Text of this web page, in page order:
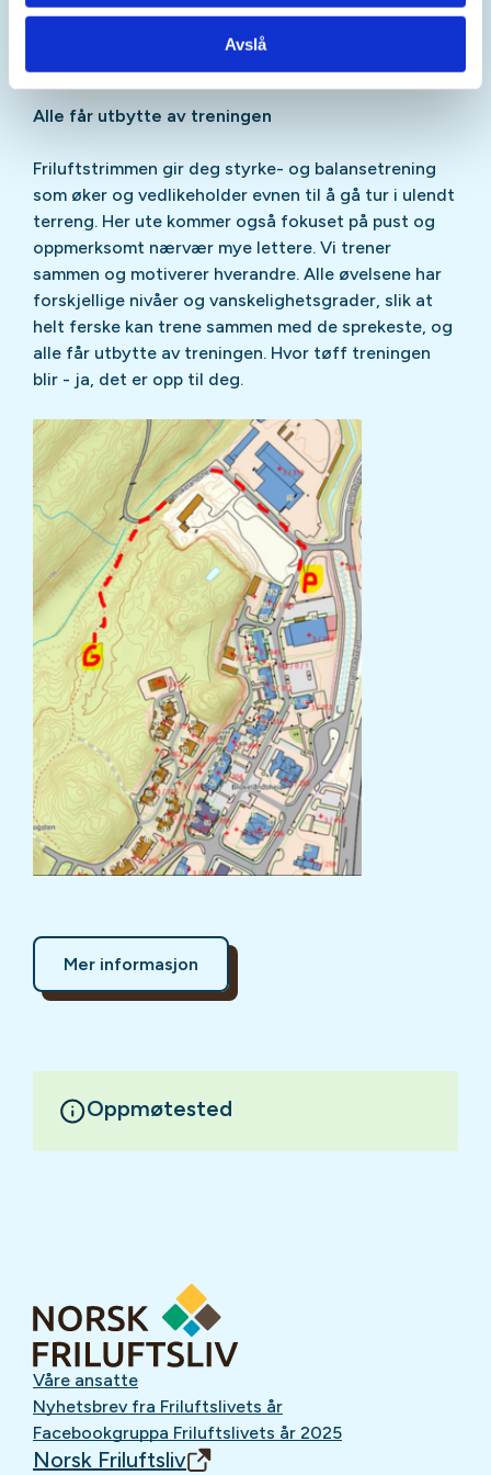
Avslå
deg, og har i oppgave å fremme friluftslivets gleder
og tilrettelegge for hyggelig samvær etter
Alle får utbytte av treningen
Friluftstrimmen gir deg styrke- og balansetrening
som øker og vedlikeholder evnen til å gå tur i ulendt
terreng. Her ute kommer også fokuset på pust og
oppmerksomt nærvær mye lettere. Vi trener
sammen og motiverer hverandre. Alle øvelsene har
forskjellige nivåer og vanskelighetsgrader, slik at
helt ferske kan trene sammen med de sprekeste, og
alle får utbytte av treningen. Hvor tøff treningen
blir - ja, det er opp til deg.
Mer informasjon
Oppmøtested
Våre ansatte
Nyhetsbrev fra Friluftslivets år
Facebookgruppa Friluftslivets år 2025
Norsk Friluftsliv